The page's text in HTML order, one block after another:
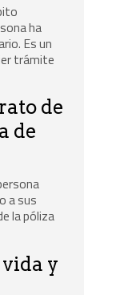
ha
Es un
trámite
de
de
a sus
la póliza
y